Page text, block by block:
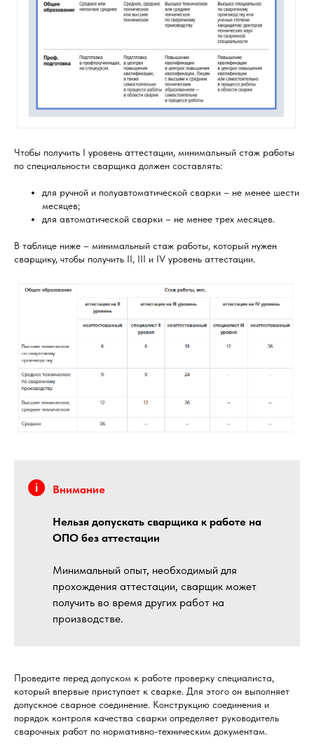
Чтобы получить I уровень аттестации, минимальный стаж работы
по специальности сварщика должен составлять:
для ручной и полуавтоматической сварки – не менее шести
месяцев;
для автоматической сварки – не менее трех месяцев.
В таблице ниже – минимальный стаж работы, который нужен
сварщику, чтобы получить II, III и IV уровень аттестации.
Внимание
Нельзя допускать сварщика к работе на
ОПО без аттестации
Минимальный опыт, необходимый для
прохождения аттестации, сварщик может
получить во время других работ на
производстве.
Проведите перед допуском к работе проверку специалиста,
который впервые приступает к сварке. Для этого он выполняет
допускное сварное соединение. Конструкцию соединения и
порядок контроля качества сварки определяет руководитель
сварочных работ по нормативно-техническим документам.